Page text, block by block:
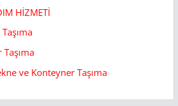
HİZMETİ
ve Konteyner Taşıma